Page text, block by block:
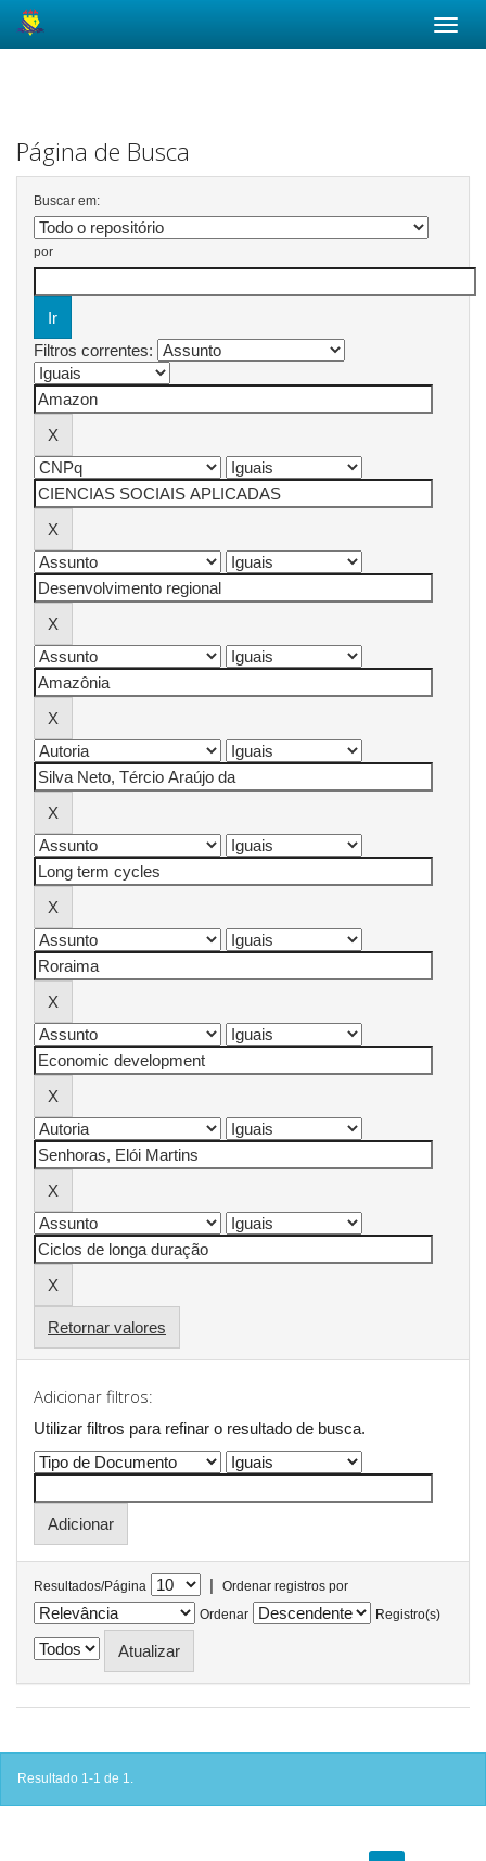
Página de Busca
Buscar em:
por
Filtros correntes:
Retornar valores
Adicionar filtros:
Utilizar filtros para refinar o resultado de busca.
Resultados/Página |
Ordenar registros por
Ordenar
Registro(s)
Resultado 1-1 de 1.